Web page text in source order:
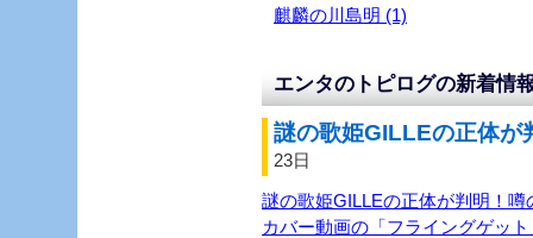
麒麟の川島明 (1)
エンタのトピログの新着情
謎の歌姫GILLEの正体
23日
謎の歌姫GILLEの正体が判明！
カバー動画の「フライングゲッ